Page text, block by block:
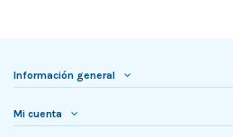
Información general
Mi cuenta